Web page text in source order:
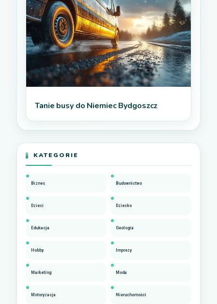
Tanie busy do Niemiec Bydgoszcz
KATEGORIE
Biznes Budownictwo
Dzieci Dziecko
Edukacja Geologia
Hobby Imprezy
Marketing Moda
Motoryzacja Nieruchomości